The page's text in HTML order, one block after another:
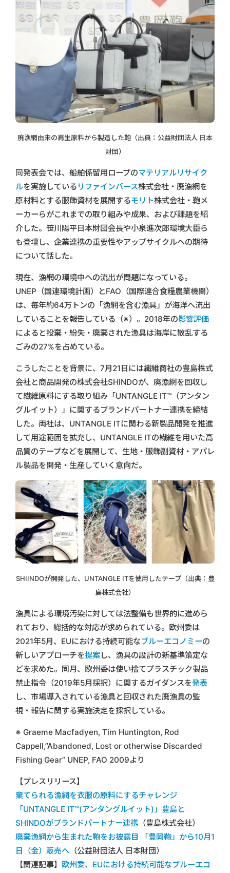
廃漁網由来の再生原料から製造した鞄（出典：公益財団法人 日本
財団）
同発表会では、船舶係留用ロープのマテリアルリサイク
ルを実施している リファインバース株式会社・廃漁網を
原材料とする服飾資材を展開するモリト株式会社・鞄メ
ーカーらがこれまでの取り組みや成果、および課題を紹
介した。笹川陽平日本財団会長や小泉進次郎環境大臣ら
も登壇し、企業連携の重要性やアップサイクルへの期待
について話した。
現在、漁網の環境中への流出が問題になっている。
UNEP（国連環境計画）とFAO（国際連合食糧農業機関）
は、毎年約64万トンの「漁網を含む漁具」が海洋へ流出
していることを報告している（※）。2018年の影響評価
によると投棄・紛失・廃棄された漁具は海岸に散乱する
ごみの27%を占めている。
こうしたことを背景に、7月21日には繊維商社の豊島株式
会社と商品開発の株式会社SHINDOが、廃漁網を回収し
て繊維原料にする取り組み「UNTANGLE IT™（アンタン
グルイット）」に関するブランドパートナー連携を締結
した。両社は、UNTANGLE ITに関わる新製品開発を推進
して用途範囲を拡充し、UNTANGLE ITの繊維を用いた高
品質のテープなどを展開して、生地・服飾副資材・アパレ
ル製品を開発・生産していく意向だ。
SHIINDOが開発した、UNTANGLE ITを使用したテープ（出典：豊
島株式会社）
漁具による環境汚染に対しては法整備も世界的に進めら
れており、総括的な対応が求められている。欧州委は
2021年5月、EUにおける持続可能なブルーエコノミーの
新しいアプローチを提案し、漁具の設計の新基準策定な
どを求めた。同月、欧州委は使い捨てプラスチック製品
禁止指令（2019年5月採択）に関するガイダンスを発表
し、市場導入されている漁具と回収された廃漁具の監
視・報告に関する実施決定を採択している。
※ Graeme Macfadyen, Tim Huntington, Rod
Cappell,”Abandoned, Lost or otherwise Discarded
Fishing Gear” UNEP, FAO 2009より
【プレスリリース】
棄てられる漁網を衣服の原料にするチャレンジ
「UNTANGLE IT™(アンタングルイット)」豊島と
SHINDOがブランドパートナー連携 （豊島株式会社）
廃棄漁網から生まれた鞄をお披露目 「豊岡鞄」から10月1
日（金）販売へ （公益財団法人 日本財団）
【関連記事】 欧州委、EUにおける持続可能なブルーエコ